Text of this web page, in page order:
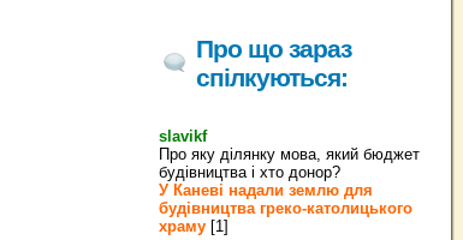
Про що зараз
спілкуються:
slavikf
Про яку ділянку мова, який бюджет
будівництва і хто донор?
У Каневі надали землю для
будівництва греко‐католицького
храму [1]